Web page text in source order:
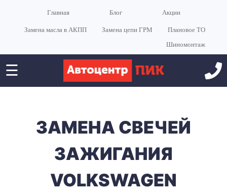
Главная Блог Акции
Замена масла в АКПП Замена цепи ГРМ
Плановое ТО
Шиномонтаж
☰
ЗАМЕНА СВЕЧЕЙ
ЗАЖИГАНИЯ
VOLKSWAGEN